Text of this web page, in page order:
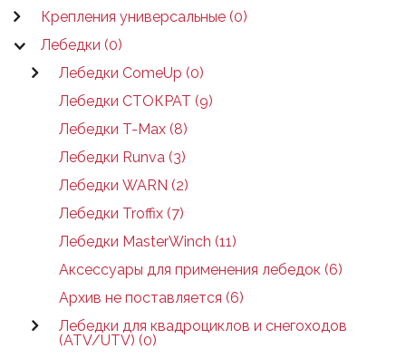
Крепления универсальные (0)
Лебедки (0)
Лебедки ComeUp (0)
Лебедки СТОКРАТ (9)
Лебедки T-Max (8)
Лебедки Runva (3)
Лебедки WARN (2)
Лебедки Troffix (7)
Лебедки MasterWinch (11)
Аксессуары для применения лебедок (6)
Архив не поставляется (6)
Лебедки для квадроциклов и снегоходов
(ATV/UTV) (0)